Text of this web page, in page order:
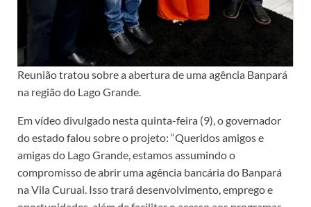
Reunião tratou sobre a abertura de uma agência Banpará
na região do Lago Grande.
Em vídeo divulgado nesta quinta-feira (9), o governador
do estado falou sobre o projeto: “Queridos amigos e
amigas do Lago Grande, estamos assumindo o
compromisso de abrir uma agência bancária do Banpará
na Vila Curuai. Isso trará desenvolvimento, emprego e